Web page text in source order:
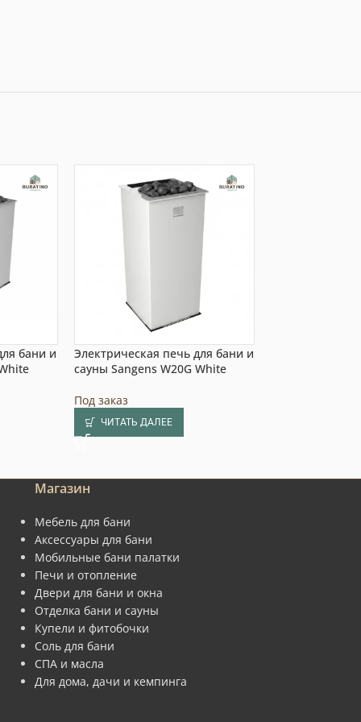
бани и
Электрическая печь для бани и
сауны Sangens W20G White
Под заказ
ЧИТАТЬ ДАЛЕЕ
Магазин
Мебель для бани
Аксессуары для бани
Мобильные бани палатки
Печи и отопление
Двери для бани и окна
Отделка бани и сауны
Купели и фитобочки
Соль для бани
СПА и масла
Для дома, дачи и кемпинга